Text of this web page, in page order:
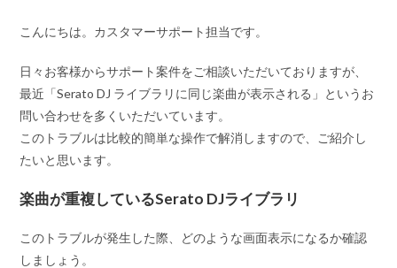
こんにちは。カスタマーサポート担当です。
日々お客様からサポート案件をご相談いただいておりますが、
最近 「Serato DJ ライブラリに同じ楽曲が表示される」 というお
問い合わせを多くいただいています。
このトラブルは比較的簡単な操作で解消しますので、ご紹介し
たいと思います。
楽曲が重複しているSerato DJライブラリ
このトラブルが発生した際、どのような画面表示になるか確認
しましょう。